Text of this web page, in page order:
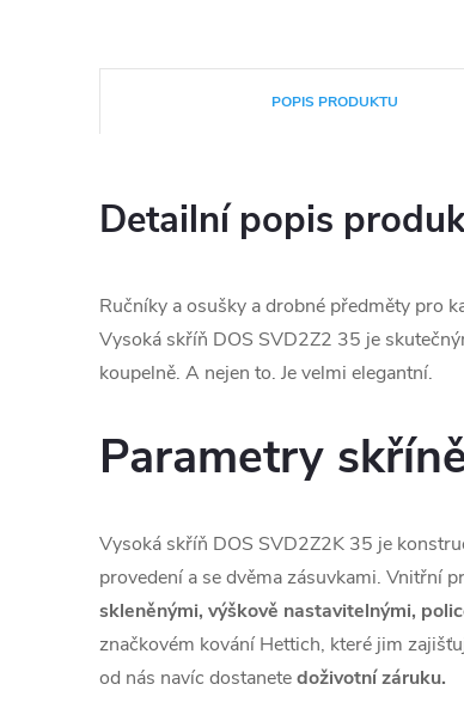
POPIS PRODUKTU
Detailní popis
Ručníky a osušky a drobné předměty pro
Vysoká skříň DOS SVD2Z2 35 je
koupelně. A nejen to. Je velmi elegantní.
Parametry
Vysoká skříň DOS SVD2Z2K 35 je
provedení a se dvěma zásuvkami. Vnitřní
skleněnými, výškově nastavitelnými,
značkovém kování Hettich, které jim
od nás navíc dostanetedoživotní záruku.